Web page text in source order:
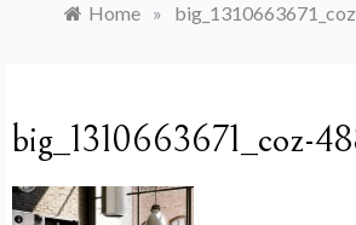
Home »
big_1310663671_coz-